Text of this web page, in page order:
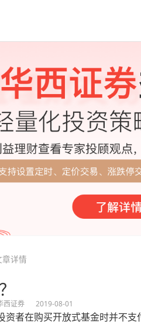
章详情
西证券 2019-08-01
资者在购买开放式基金时并不